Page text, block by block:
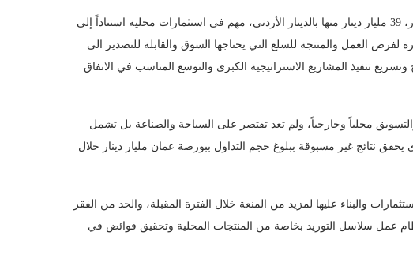
توظيف المدخرات الوطنية والودائع التي تجاوزت 50 مليار دينار، 39 مليار دينار منها بالدينار الأردني، مهم في استثمارات محلية استناداً إلى
لفرص العمل والمنتجة للسلع التي يحتاجها السوق والقابلة للتصدير الى
وتسريع تنفيذ المشاريع الاستراتيجية الكبرى والتوسع المناسب في الانفاق
محلياً وخارجياً، ولم تعد تقتصر على السياحة والصناعة بل تشمل
يحقق نتائج غير مسبوقة ببلوغ حجم التداول ببورصة عمان مليار دينار خلال
والبناء عليها لمزيد من المنعة خلال الفترة المقبلة، والحد من الفقر
عمل سلاسل التوريد بخاصة من المنتجات المحلية وتحقيق فوائض في